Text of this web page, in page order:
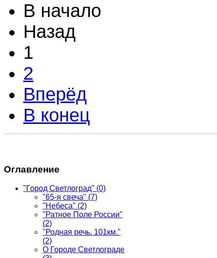
В начало
Назад
1
2
Вперёд
В конец
Оглавление
"Город Светлоград" (0)
"65-я свеча" (7)
"Небеса" (2)
"Ратное Поле России"
(2)
"Родная речь. 101км."
(2)
О Городе Светлограде